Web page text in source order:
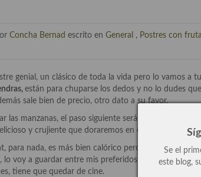
Concha Bernad escrito en General , Postres con
genial, un clásico de toda la vida pero lo vamos a
están para chuparse los dedos y no lo dudes
sale bien de precio, otro dato a su favor.
las manzanas, el paso siguiente será preparar una
y crujiente que doraremos en el horno.
para nada, es más bien calórico pero de vez en
lo voy a guardar entre mis preferidos y cuando llegue
tiene que quedar de cine.
Se el
este blog,